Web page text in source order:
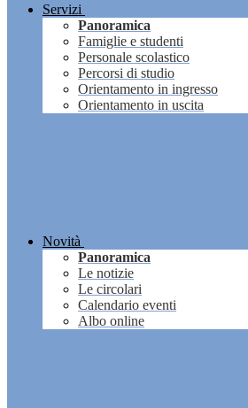
Servizi
Panoramica
Famiglie e studenti
Personale scolastico
Percorsi di studio
Orientamento in ingresso
Orientamento in uscita
Novità
Panoramica
Le notizie
Le circolari
Calendario eventi
Albo online